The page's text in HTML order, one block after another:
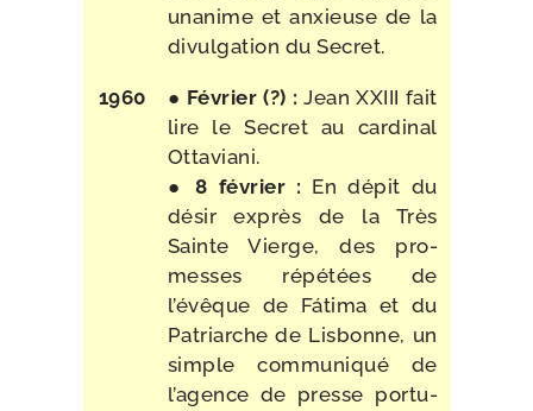
una­nime et anxieuse de la
divul­ga­tion du Secret.
1960 ● Février (?) : Jean XXIII fait
lire le Secret au car­di­nal
Ottaviani.
●8 février : En dépit du
désir exprès de la Très
Sainte Vierge, des pro­
messes répé­tées de
l’évêque de Fátima et du
Patriarche de Lisbonne, un
simple com­mu­ni­qué de
l’agence de presse por­tu­